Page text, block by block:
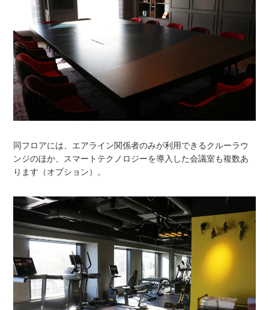
同フロアには、エアライン関係者のみが利用できるクルーラウ
ンジのほか、スマートテクノロジーを導入した会議室も複数あ
ります（オプション）。